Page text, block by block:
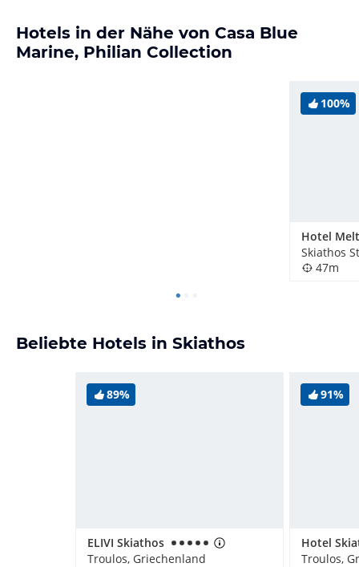
Hotels in der Nähe von Casa Blue
Marine, Philian Collection
100%
Hotel
Skiathos
47m
Beliebte Hotels in Skiathos
89%
ELIVI Skiathos
Troulos, Griechenland
91%
Troulos,